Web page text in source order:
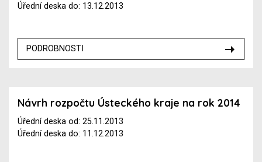
Úřední deska do: 13.12.2013
PODROBNOSTI
Návrh rozpočtu Ústeckého kraje na rok 2014
Úřední deska od: 25.11.2013
Úřední deska do: 11.12.2013